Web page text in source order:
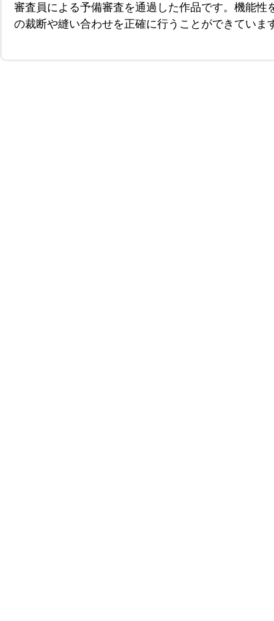
審査員による予備審査を通過した作品です。機能
の裁断や縫い合わせを正確に行うことができていま